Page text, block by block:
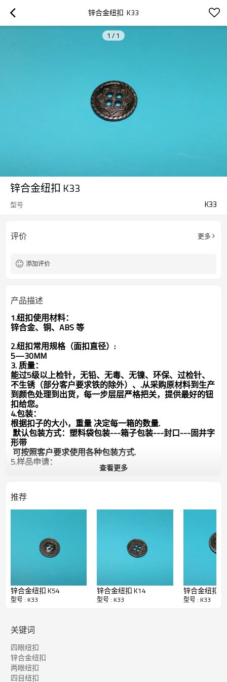
锌合金纽扣  K33
1 / 1
锌合金纽扣 K33
型号 K33
评价 更多
添加评价
产品描述
1.纽扣使用材料：
锌合金、铜、ABS 等
2.纽扣常用规格（面扣直径）:
5—30MM
3. 质量：
能过5级以上检针，无铅、无毒、无镍、环保、过检针、
不生锈（部分客户要求铁的除外）、.从采购原材料到生产
到颜色处理到出货，每一步层层严格把关，提供最好的钮
扣给您。
4.包装：
根据扣子的大小，重量 决定每一箱的数量.
默认包装方式：塑料袋包装---箱子包装---封口---固井字
形带
可按照客户要求使用各种包装方式.
5.样品申请：
样品可免费提供,运费,需要收方承担.
谈打样费.打样费下大货都可以退回
6.交易（付款）方式：
国内客户: 支持银行转账,支票,现付,快递代收,（现金,月
7.售前售后服务：
查看更多
推荐
锌合金纽扣 K54
型号 : K33
锌合金纽扣 K14
型号 : K33 型号 : K33
关键词
四眼纽扣
锌合金纽扣
两眼纽扣
四目纽扣